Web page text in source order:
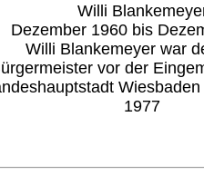
Willi
Dezember 1960 bis
Willi Blankemeyer war
vor der
1977